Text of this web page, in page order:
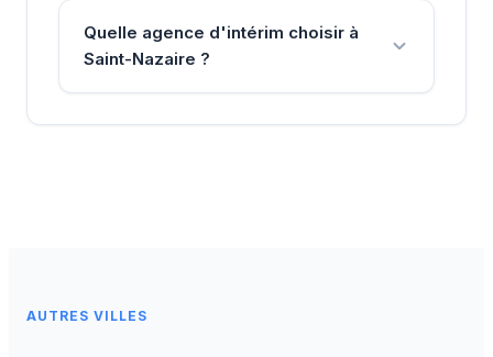
Quelle agence d'intérim choisir à
Saint-Nazaire ?
AUTRES VILLES